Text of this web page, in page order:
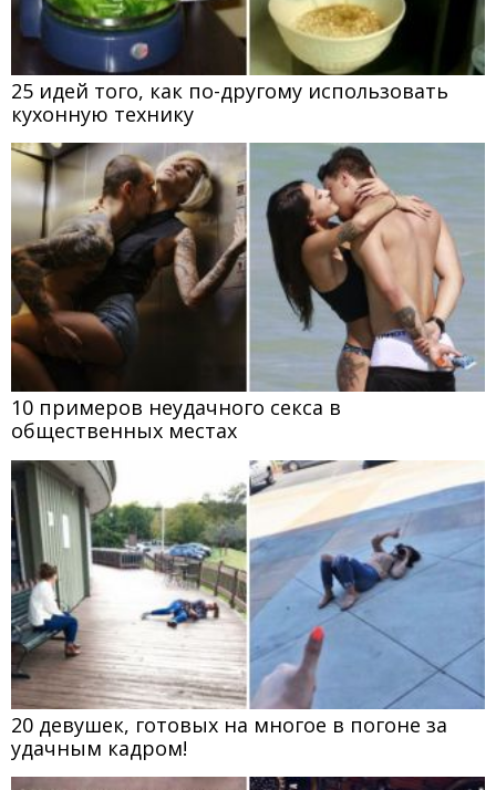
25 идей того, как по-другому использовать
кухонную технику
10 примеров неудачного секса в
общественных местах
20 девушек, готовых на многое в погоне за
удачным кадром!